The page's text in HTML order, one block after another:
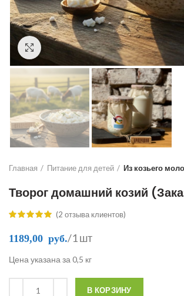
Click to enlarge
Главная Питание для детей Из козьего
Творог домашний козий
(2 отзыва клиентов)
1189,00 руб. /1 шт
Цена указана за 0,5 кг
В КОРЗИНУ